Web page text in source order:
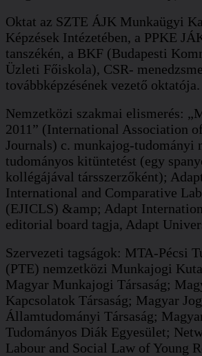
Oktat az SZTE ÁJK Munkaügyi
Képzések Intézetében, a PPKE
tanszékén, a BKF (Budapesti
Üzleti Főiskola), CSR-
továbbképzésének vezető oktatója.
Nemzetközi szakmai elismerés:
2011” (International Association
Journals) c. munkajog-tudományi
tudományos kitüntetést (egy
kollégájával társszerzőként);
International and Comparative
(EJICLS) &amp; Adapt
editorial board tagja, Adapt
Szervezeti tagságok: MTA-Pécsi
(PTE) nemzetközi Munkajogi
Magyar Munkajogi Társaság;
Kapcsolatok Társaság; Magyar
Államtudományi Társaság;
Tudományos Diák Egyesület;
Labour and Social Law of Young